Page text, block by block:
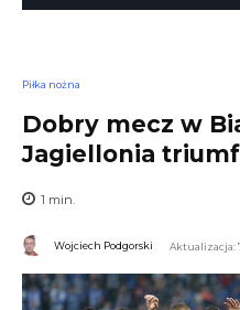
Piłka nożna
Dobry mecz w
Jagiellonia
1 min.
Wojciech Podgorski Aktualizacja: